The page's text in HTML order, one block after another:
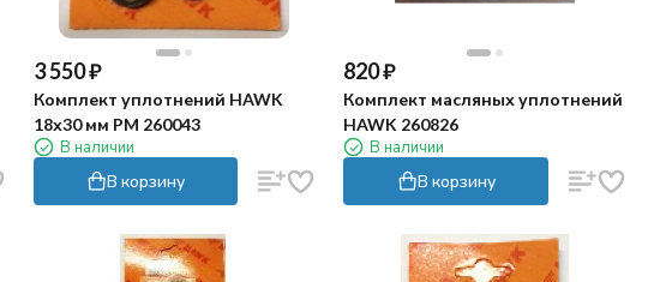
3 550₽
Комплект уплотнений HAWK
18х30 мм PM 260043
В наличии
В корзину
820₽
Комплект масляных уплотнений
HAWK 260826
В наличии
В корзину